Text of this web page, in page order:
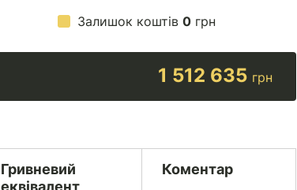
Залишок коштів 0грн
1 512 635 грн
Гривневий
еквівалент
Коментар